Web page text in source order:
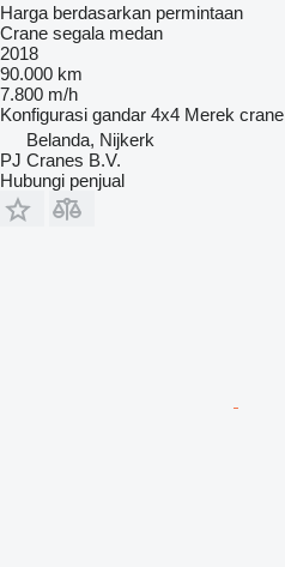
Harga berdasarkan permintaan
Crane segala medan
2018
90.000 km
7.800 m/h
Konfigurasi gandar 4x4 Merek crane
Belanda, Nijkerk
PJ Cranes B.V.
Hubungi penjual